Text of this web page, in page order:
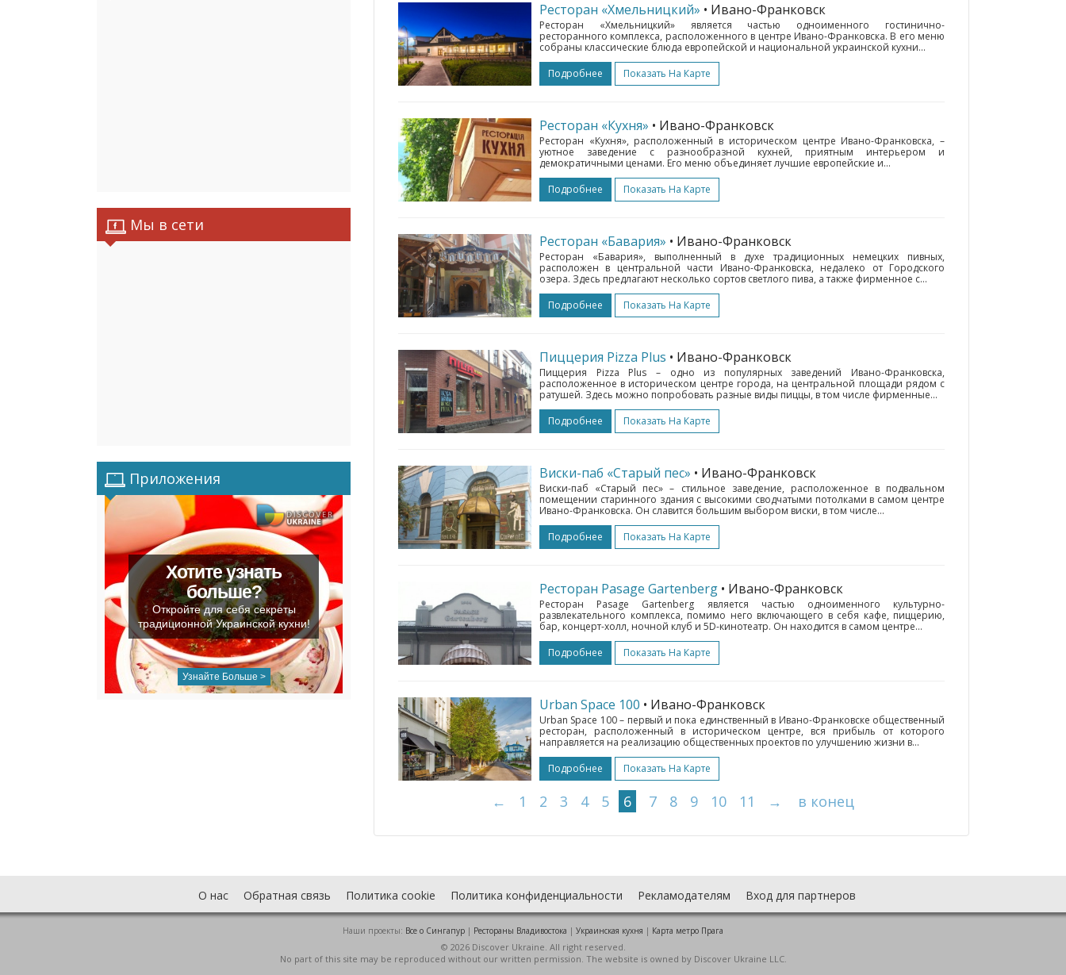
Мы в сети
Приложения
Хотите узнать
больше?
Откройте для себя секреты
традиционной Украинской кухни!
Узнайте Больше >
Ресторан «Хмельницкий» • Ивано-Франковск
Ресторан «Хмельницкий» является частью одноименного гостинично-
ресторанного комплекса, расположенного в центре Ивано-Франковска. В его меню
собраны классические блюда европейской и национальной украинской кухни...
Подробнее
Показать На Карте
Ресторан «Кухня» • Ивано-Франковск
Ресторан «Кухня», расположенный в историческом центре Ивано-Франковска, –
уютное заведение с разнообразной кухней, приятным интерьером и
демократичными ценами. Его меню объединяет лучшие европейские и...
Подробнее
Показать На Карте
Ресторан «Бавария» • Ивано-Франковск
Ресторан «Бавария», выполненный в духе традиционных немецких пивных,
расположен в центральной части Ивано-Франковска, недалеко от Городского
озера. Здесь предлагают несколько сортов светлого пива, а также фирменное с...
Подробнее
Показать На Карте
Пиццерия Pizza Plus • Ивано-Франковск
Пиццерия Pizza Plus – одно из популярных заведений Ивано-Франковска,
расположенное в историческом центре города, на центральной площади рядом с
ратушей. Здесь можно попробовать разные виды пиццы, в том числе фирменные...
Подробнее
Показать На Карте
Виски-паб «Старый пес» • Ивано-Франковск
Виски-паб «Старый пес» – стильное заведение, расположенное в подвальном
помещении старинного здания с высокими сводчатыми потолками в самом центре
Ивано-Франковска. Он славится большим выбором виски, в том числе...
Подробнее
Показать На Карте
Ресторан Pasage Gartenberg • Ивано-Франковск
Ресторан Pasage Gartenberg является частью одноименного культурно-
развлекательного комплекса, помимо него включающего в себя кафе, пиццерию,
бар, концерт-холл, ночной клуб и 5D-кинотеатр. Он находится в самом центре...
Подробнее
Показать На Карте
Urban Spaсe 100 • Ивано-Франковск
Urban Spaсe 100 – первый и пока единственный в Ивано-Франковске общественный
ресторан, расположенный в историческом центре, вся прибыль от которого
направляется на реализацию общественных проектов по улучшению жизни в...
Подробнее
Показать На Карте
← 1 2 3 4 5 6 7 8 9 10 11 → в конец
О нас Обратная связь Политика cookie Политика конфиденциальности Рекламодателям Вход для партнеров
Наши проекты: Все о Cингапур | Рестораны Владивостока | Украинская кухня | Карта метро Прага
© 2026 Discover Ukraine. All right reserved.
No part of this site may be reproduced without our written permission. The website is owned by Discover Ukraine LLC.